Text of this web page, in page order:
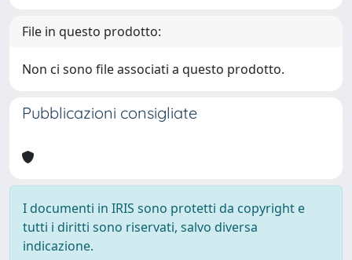
File in questo prodotto:
Non ci sono file associati a questo prodotto.
Pubblicazioni consigliate
I documenti in IRIS sono protetti da copyright e
tutti i diritti sono riservati, salvo diversa
indicazione.